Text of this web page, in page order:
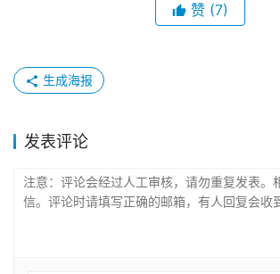
赞 (7)
生成海报
发表评论